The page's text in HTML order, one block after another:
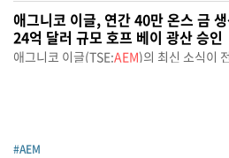
애그니코 이글, 연간 40만 온스 금
24억 달러 규모 호프 베이 광산 승인
애그니코 이글(TSE:AEM
#AEM